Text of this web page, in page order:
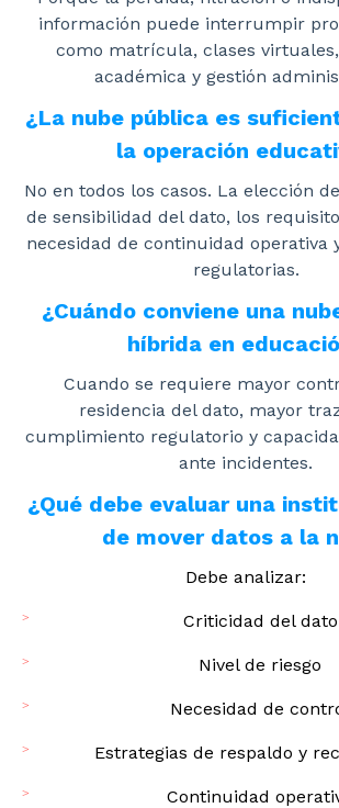
información puede interrumpir
como matrícula, clases
académica y gestión
¿La nube pública es
la operación
No en todos los casos. La elección
de sensibilidad del dato, los
necesidad de continuidad operativa
regulatorias.
¿Cuándo conviene una
híbrida en
Cuando se requiere mayor
residencia del dato, mayor
cumplimiento regulatorio y
ante incidentes.
¿Qué debe evaluar una
de mover datos a la
Debe analizar:
Criticidad del dato
Nivel de riesgo
Necesidad de
Estrategias de respaldo y
Continuidad